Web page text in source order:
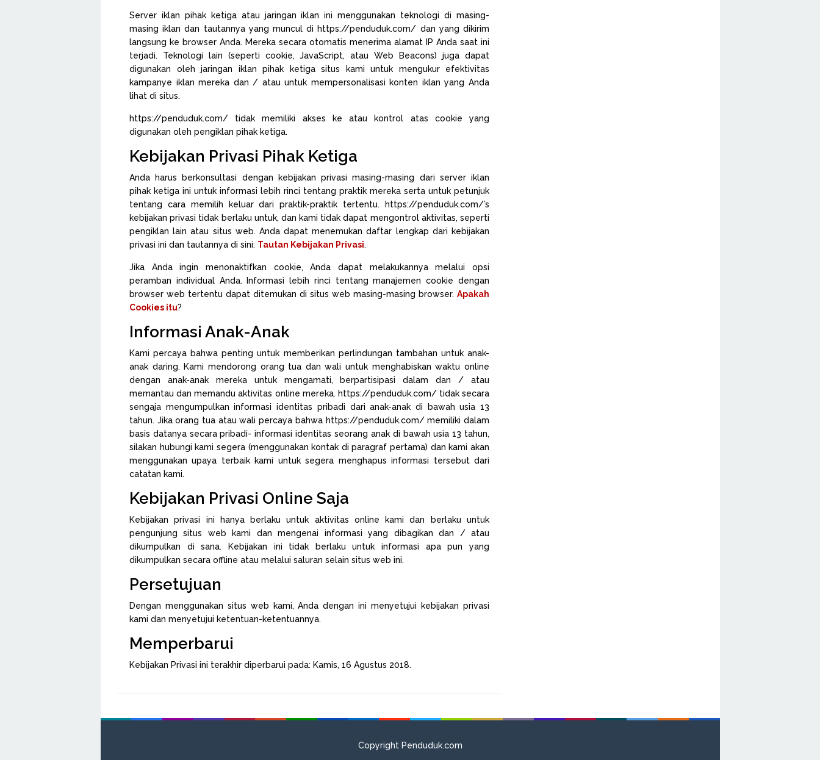
Server iklan pihak ketiga atau jaringan iklan ini menggunakan teknologi di masing-
masing iklan dan tautannya yang muncul di https://penduduk.com/ dan yang dikirim
langsung ke browser Anda. Mereka secara otomatis menerima alamat IP Anda saat ini
terjadi. Teknologi lain (seperti cookie, JavaScript, atau Web Beacons) juga dapat
digunakan oleh jaringan iklan pihak ketiga situs kami untuk mengukur efektivitas
kampanye iklan mereka dan / atau untuk mempersonalisasi konten iklan yang Anda
lihat di situs.
https://penduduk.com/ tidak memiliki akses ke atau kontrol atas cookie yang
digunakan oleh pengiklan pihak ketiga.
Kebijakan Privasi Pihak Ketiga
Anda harus berkonsultasi dengan kebijakan privasi masing-masing dari server iklan
pihak ketiga ini untuk informasi lebih rinci tentang praktik mereka serta untuk petunjuk
tentang cara memilih keluar dari praktik-praktik tertentu. https://penduduk.com/’s
kebijakan privasi tidak berlaku untuk, dan kami tidak dapat mengontrol aktivitas, seperti
pengiklan lain atau situs web. Anda dapat menemukan daftar lengkap dari kebijakan
privasi ini dan tautannya di sini: Tautan Kebijakan Privasi.
Jika Anda ingin menonaktifkan cookie, Anda dapat melakukannya melalui opsi
peramban individual Anda. Informasi lebih rinci tentang manajemen cookie dengan
browser web tertentu dapat ditemukan di situs web masing-masing browser. Apakah
Cookies itu?
Informasi Anak-Anak
Kami percaya bahwa penting untuk memberikan perlindungan tambahan untuk anak-
anak daring. Kami mendorong orang tua dan wali untuk menghabiskan waktu online
dengan anak-anak mereka untuk mengamati, berpartisipasi dalam dan / atau
memantau dan memandu aktivitas online mereka. https://penduduk.com/ tidak secara
sengaja mengumpulkan informasi identitas pribadi dari anak-anak di bawah usia 13
tahun. Jika orang tua atau wali percaya bahwa https://penduduk.com/ memiliki dalam
basis datanya secara pribadi- informasi identitas seorang anak di bawah usia 13 tahun,
silakan hubungi kami segera (menggunakan kontak di paragraf pertama) dan kami akan
menggunakan upaya terbaik kami untuk segera menghapus informasi tersebut dari
catatan kami.
Kebijakan Privasi Online Saja
Kebijakan privasi ini hanya berlaku untuk aktivitas online kami dan berlaku untuk
pengunjung situs web kami dan mengenai informasi yang dibagikan dan / atau
dikumpulkan di sana. Kebijakan ini tidak berlaku untuk informasi apa pun yang
dikumpulkan secara offline atau melalui saluran selain situs web ini.
Persetujuan
Dengan menggunakan situs web kami, Anda dengan ini menyetujui kebijakan privasi
kami dan menyetujui ketentuan-ketentuannya.
Memperbarui
Kebijakan Privasi ini terakhir diperbarui pada: Kamis, 16 Agustus 2018.
Copyright Penduduk.com